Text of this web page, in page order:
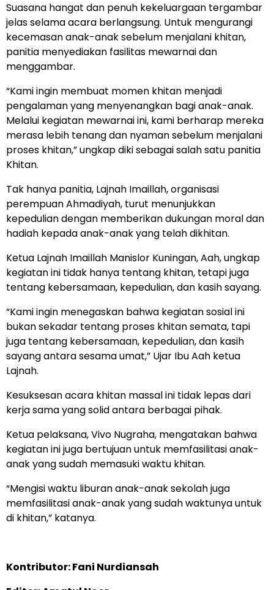
Suasana hangat dan penuh kekeluargaan tergambar
jelas selama acara berlangsung. Untuk mengurangi
kecemasan anak-anak sebelum menjalani khitan,
panitia menyediakan fasilitas mewarnai dan
menggambar.
“Kami ingin membuat momen khitan menjadi
pengalaman yang menyenangkan bagi anak-anak.
Melalui kegiatan mewarnai ini, kami berharap mereka
merasa lebih tenang dan nyaman sebelum menjalani
proses khitan,” ungkap diki sebagai salah satu panitia
Khitan.
Tak hanya panitia, Lajnah Imaillah, organisasi
perempuan Ahmadiyah, turut menunjukkan
kepedulian dengan memberikan dukungan moral dan
hadiah kepada anak-anak yang telah dikhitan.
Ketua Lajnah Imaillah Manislor Kuningan, Aah, ungkap
kegiatan ini tidak hanya tentang khitan, tetapi juga
tentang kebersamaan, kepedulian, dan kasih sayang.
“Kami ingin menegaskan bahwa kegiatan sosial ini
bukan sekadar tentang proses khitan semata, tapi
juga tentang kebersamaan, kepedulian, dan kasih
sayang antara sesama umat,” Ujar Ibu Aah ketua
Lajnah.
Kesuksesan acara khitan massal ini tidak lepas dari
kerja sama yang solid antara berbagai pihak.
Ketua pelaksana, Vivo Nugraha, mengatakan bahwa
kegiatan ini juga bertujuan untuk memfasilitasi anak-
anak yang sudah memasuki waktu khitan.
“Mengisi waktu liburan anak-anak sekolah juga
memfasilitasi anak-anak yang sudah waktunya untuk
di khitan,” katanya.
Kontributor: Fani Nurdiansah